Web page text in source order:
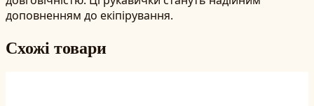
доповненням до екіпірування.
Схожі товари